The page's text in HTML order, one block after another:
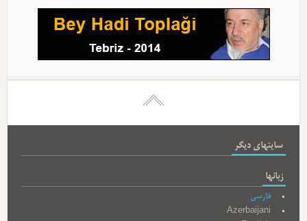
سایتهای دیگر
زبانها
فارسی
Azerbaijani